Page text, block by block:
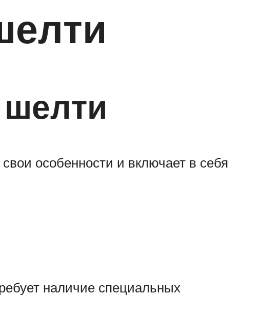
особенности и включает в себя
наличие специальных